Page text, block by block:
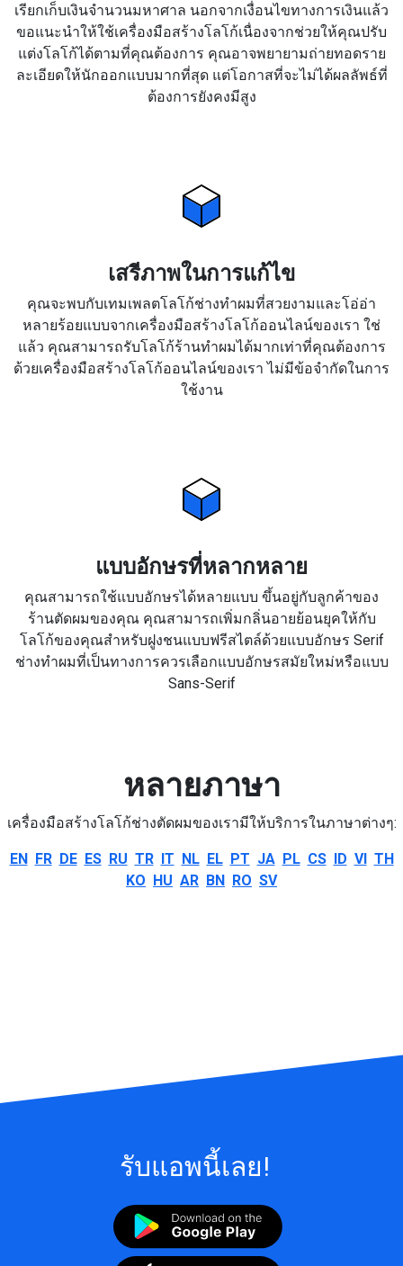
เรียกเก็บเงินจำนวนมหาศาล นอกจากเงื่อนไขทางการเงินแล้ว
ขอแนะนำให้ใช้เครื่องมือสร้างโลโก้เนื่องจากช่วยให้คุณปรับ
แต่งโลโก้ได้ตามที่คุณต้องการ คุณอาจพยายามถ่ายทอดราย
ละเอียดให้นักออกแบบมากที่สุด แต่โอกาสที่จะไม่ได้ผลลัพธ์ที่
ต้องการยังคงมีสูง
เสรีภาพในการแก้ไข
คุณจะพบกับเทมเพลตโลโก้ช่างทำผมที่สวยงามและโอ่อ่า
หลายร้อยแบบจากเครื่องมือสร้างโลโก้ออนไลน์ของเรา ใช่
แล้ว คุณสามารถรับโลโก้ร้านทำผมได้มากเท่าที่คุณต้องการ
ด้วยเครื่องมือสร้างโลโก้ออนไลน์ของเรา ไม่มีข้อจำกัดในการ
ใช้งาน
แบบอักษรที่หลากหลาย
คุณสามารถใช้แบบอักษรได้หลายแบบ ขึ้นอยู่กับลูกค้าของ
ร้านตัดผมของคุณ คุณสามารถเพิ่มกลิ่นอายย้อนยุคให้กับ
โลโก้ของคุณสำหรับฝูงชนแบบฟรีสไตล์ด้วยแบบอักษร Serif
ช่างทำผมที่เป็นทางการควรเลือกแบบอักษรสมัยใหม่หรือแบบ
Sans-Serif
หลายภาษา
เครื่องมือสร้างโลโก้ช่างตัดผมของเรามีให้บริการในภาษาต่างๆ:
EN FR DE ES RU TR IT NL EL PT JA PL CS ID VI TH
KO HU AR BN RO SV
รับแอพนี้เลย!